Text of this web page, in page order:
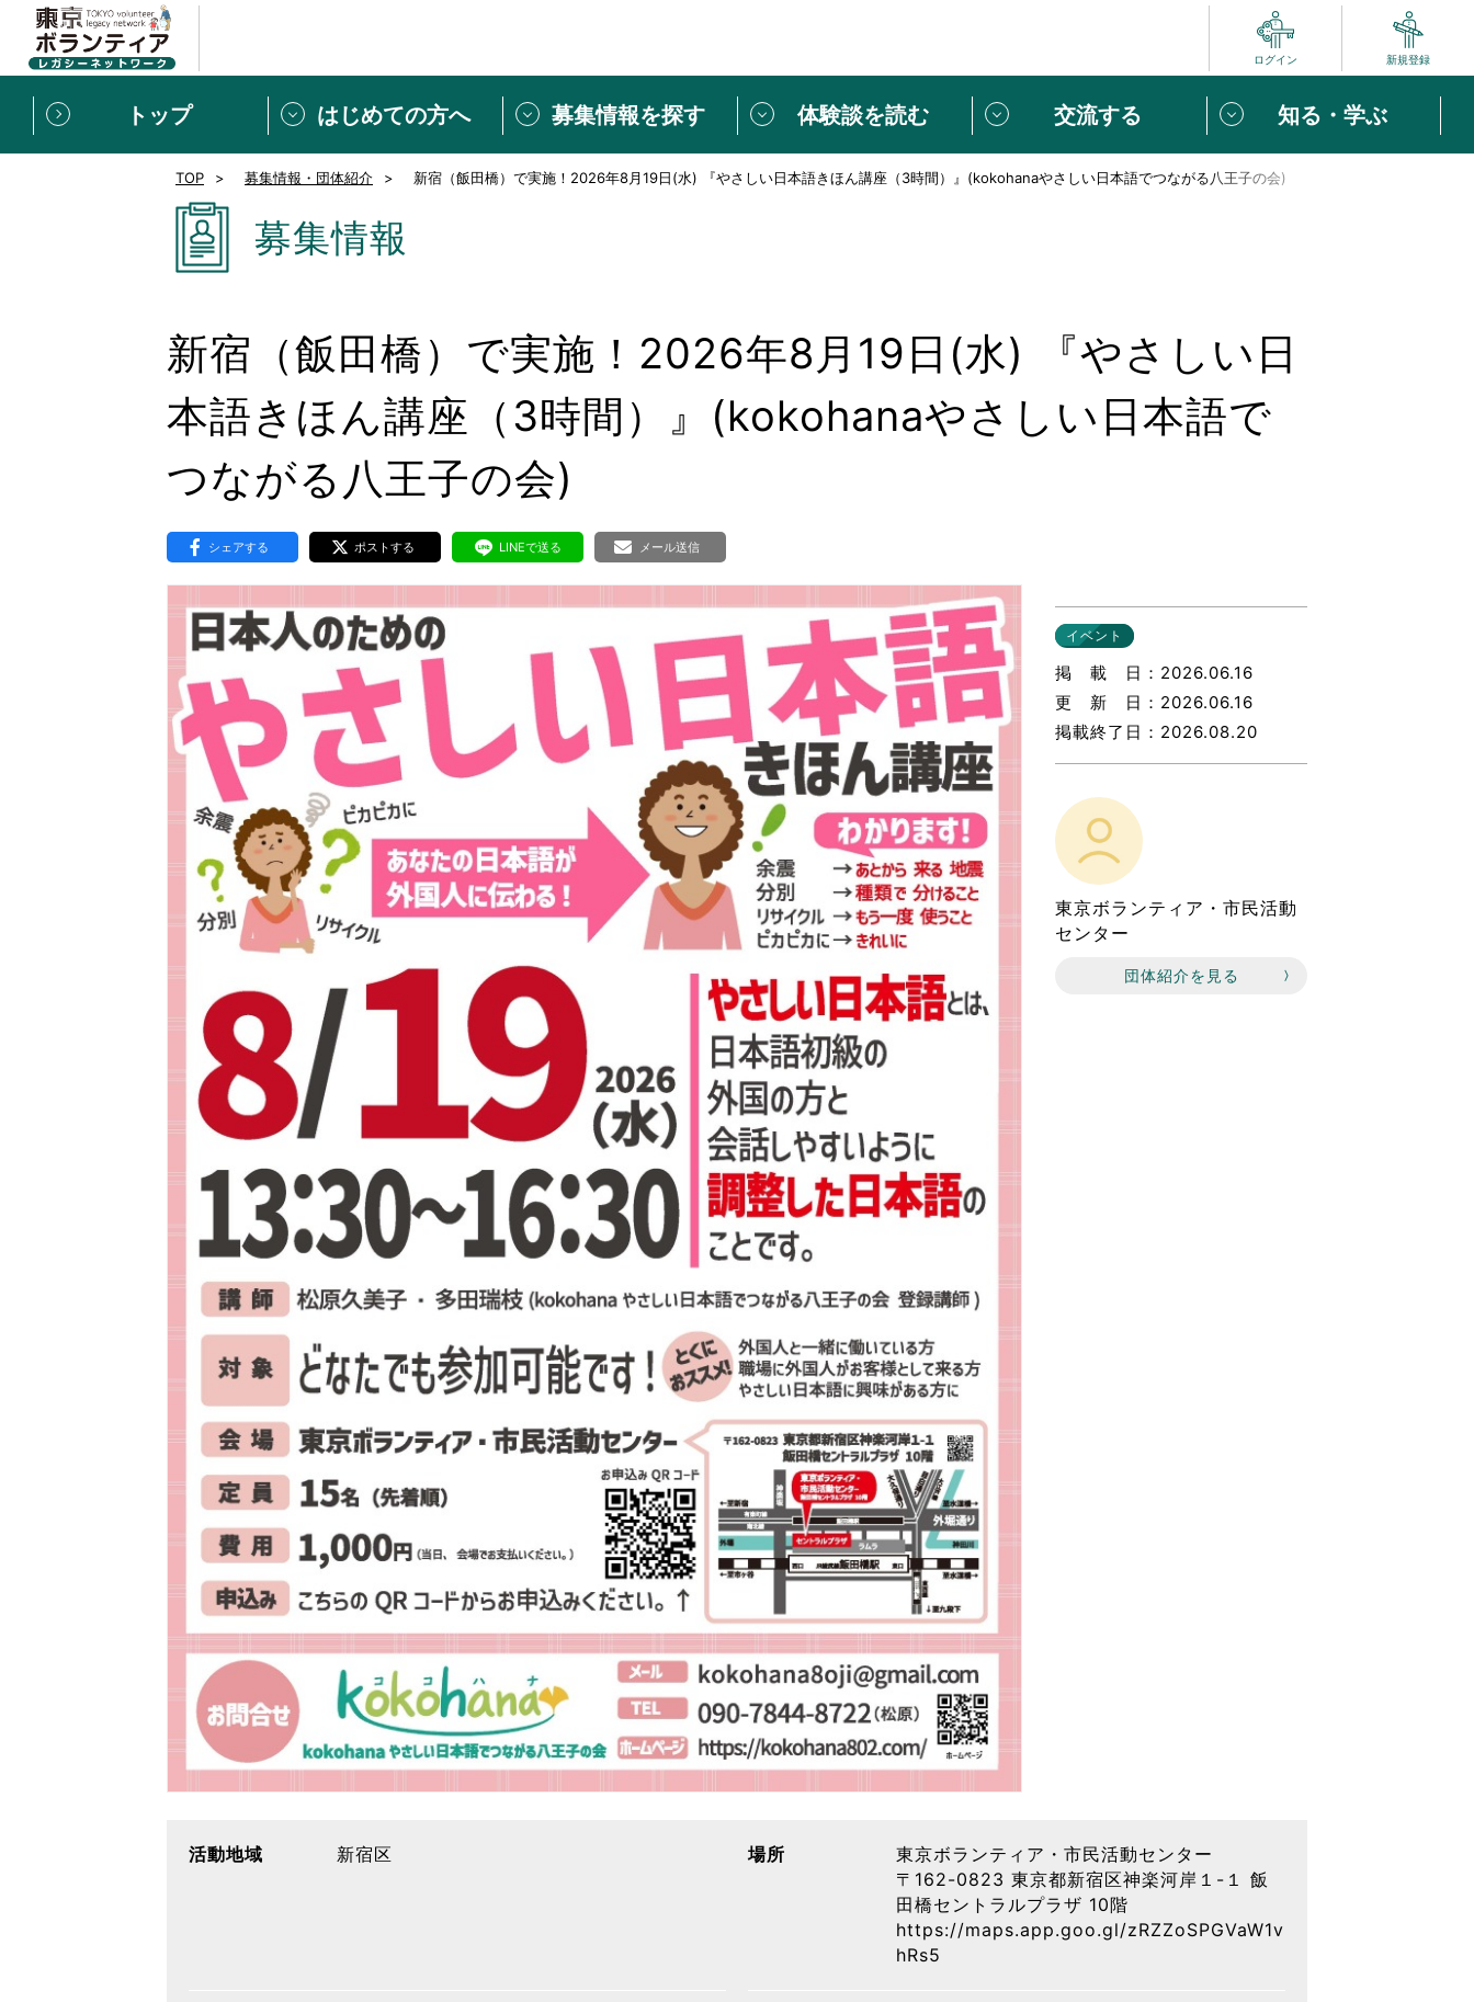
ログイン 新規登録
トップ はじめての方へ
新規登録 ボランティアをしたい方は
東京ボランティアレガシーネットワークとは ボランティアはじめての方へ
あなたにぴったりなボランティアをチェック！
VLNポイントとは 中高生が参加できるボランティア
募集情報を探す
募集情報
体験談を読む
[個人] 体験談
交流する
ボランティアの広場
知る・学ぶ
新着記事一覧
ボランティアはじめの一歩
活動のヒント
おもてなし語学ボランティア
TOP 募集情報・団体紹介 新宿（飯田橋）で実施！2026年8月19日(水) 『やさしい日本語きほん講座（3時間）』(kokohanaやさしい日本語でつながる八王子の会)
募集情報
新宿（飯田橋）で実施！2026年8月19日(水) 『やさしい日
本語きほん講座（3時間）』(kokohanaやさしい日本語で
つながる八王子の会)
シェアする ポストする LINEで送る メール送信
イベント
掲載日
2026.06.16
更新日
2026.06.16
掲載終了日
2026.08.20
東京ボランティア・市民活動
センター
団体紹介を見る
活動地域 新宿区 場所
東京ボランティア・市民活動センター
〒162-0823 東京都新宿区神楽河岸１-１ 飯
田橋セントラルプラザ 10階
https://maps.app.goo.gl/zRZZoSPGVaW1v
hRs5